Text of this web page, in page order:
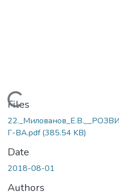
Loading...
Files
Г-ВА.pdf(385.54 KB)
Date
2018-08-01
Authors